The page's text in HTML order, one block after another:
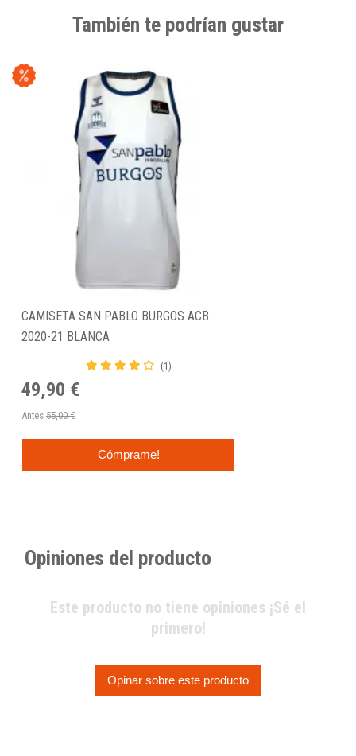
También te podrían gustar
CAMISETA SAN PABLO BURGOS ACB
2020-21 BLANCA
(1)
49,90 €
Antes 55,00 €
Cómprame!
Opiniones del producto
Este producto no tiene opiniones ¡Sé el
primero!
Opinar sobre este producto